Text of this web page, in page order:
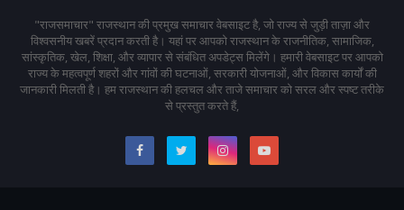
"राजसमाचार" राजस्थान की प्रमुख समाचार वेबसाइट है, जो राज्य से जुड़ी ताज़ा और
विश्वसनीय खबरें प्रदान करती है। यहां पर आपको राजस्थान के राजनीतिक, सामाजिक,
सांस्कृतिक, खेल, शिक्षा, और व्यापार से संबंधित अपडेट्स मिलेंगे। हमारी वेबसाइट पर आपको
राज्य के महत्वपूर्ण शहरों और गांवों की घटनाओं, सरकारी योजनाओं, और विकास कार्यों की
जानकारी मिलती है। हम राजस्थान की हलचल और ताजे समाचार को सरल और स्पष्ट तरीके
से प्रस्तुत करते हैं,